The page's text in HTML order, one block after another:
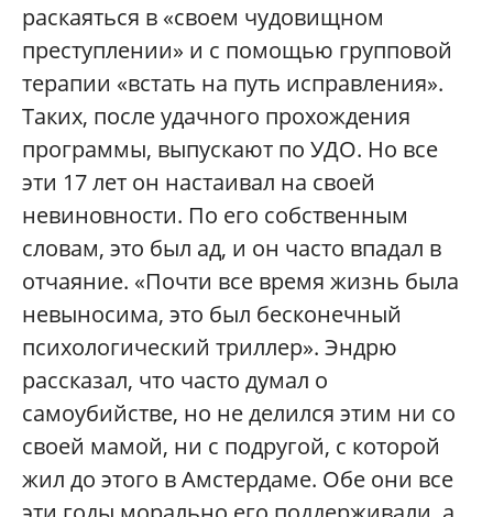
раскаяться в «своем чудовищном
преступлении» и с помощью групповой
терапии «встать на путь исправления».
Таких, после удачного прохождения
программы, выпускают по УДО. Но все
эти 17 лет он настаивал на своей
невиновности. По его собственным
словам, это был ад, и он часто впадал в
отчаяние. «Почти все время жизнь была
невыносима, это был бесконечный
психологический триллер». Эндрю
рассказал, что часто думал о
самоубийстве, но не делился этим ни со
своей мамой, ни с подругой, с которой
жил до этого в Амстердаме. Обе они все